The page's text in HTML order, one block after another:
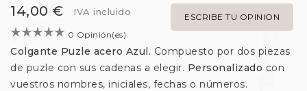
14,00 €
ESCRIBE TU OPINION
IVA incluido
0 Opinión(es)
Colgante Puzle acero Azul. Compuesto por dos piezas
de puzle con sus cadenas a elegir. Personalizado con
vuestros nombres, iniciales, fechas o números.